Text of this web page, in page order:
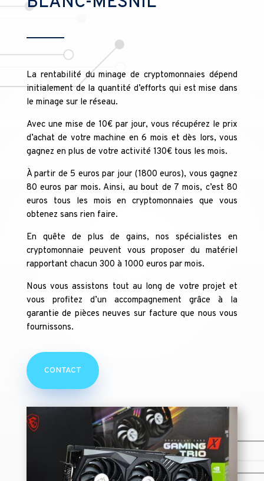
La rentabilité du minage de cryptomonnaies dépend
initialement de la quantité d’efforts qui est mise dans
le minage sur le réseau.
Avec une mise de 10€ par jour, vous récupérez le prix
d’achat de votre machine en 6 mois et dès lors, vous
gagnez en plus de votre activité 130€ tous les mois.
À partir de 5 euros par jour (1800 euros), vous gagnez
80 euros par mois. Ainsi, au bout de 7 mois, c’est 80
euros tous les mois en cryptomonnaies que vous
obtenez sans rien faire.
En quête de plus de gains, nos spécialistes en
cryptomonnaie peuvent vous proposer du matériel
rapportant chacun 300 à 1000 euros par mois.
Nous vous assistons tout au long de votre projet et
vous profitez d’un accompagnement grâce à la
garantie de pièces neuves sur facture que nous vous
fournissons.
CONTACT